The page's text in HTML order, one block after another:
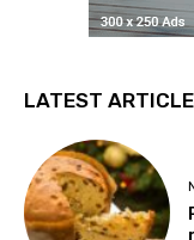
LATEST